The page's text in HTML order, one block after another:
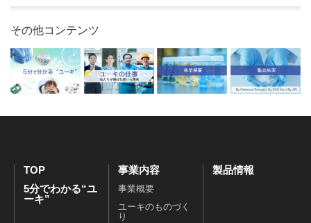
その他コンテンツ
TOP
5分でわかる“ユ
ーキ”
事業内容
事業概要
ユーキのものづく
り
製品情報